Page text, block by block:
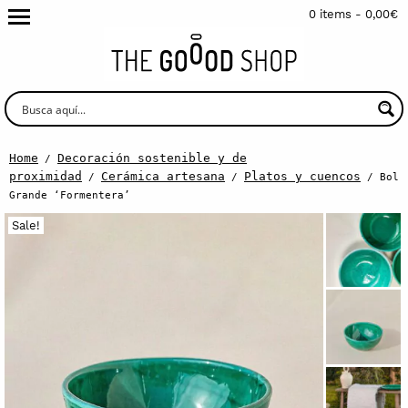
0 items - 0,00€
Home / Decoración sostenible y de
proximidad
/ Cerámica artesana / Platos y cuencos / Bol
Grande ‘Formentera’
Sale!